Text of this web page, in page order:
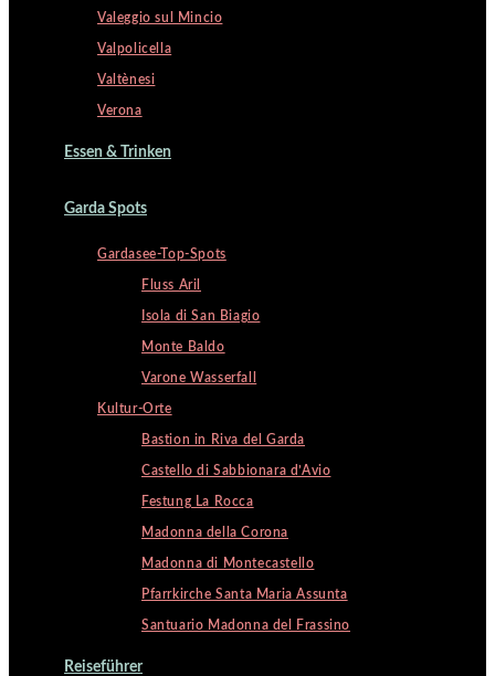
Valeggio sul Mincio
Valpolicella
Valtènesi
Verona
Essen & Trinken
Garda Spots
Gardasee-Top-Spots
Fluss Aril
Isola di San Biagio
Monte Baldo
Varone Wasserfall
Kultur-Orte
Bastion in Riva del Garda
Castello di Sabbionara d’Avio
Festung La Rocca
Madonna della Corona
Madonna di Montecastello
Pfarrkirche Santa Maria Assunta
Santuario Madonna del Frassino
Reiseführer